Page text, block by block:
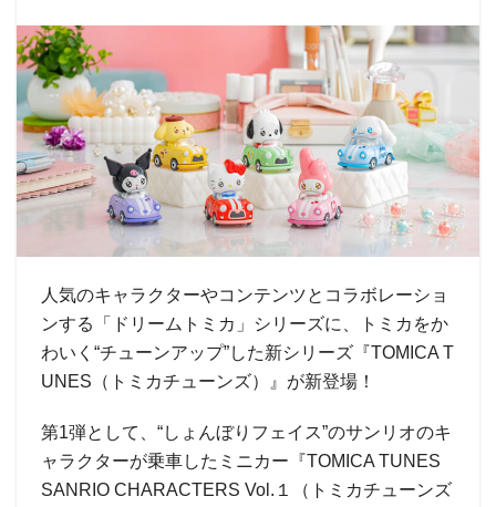
人気のキャラクターやコンテンツとコラボレーショ
ンする「ドリームトミカ」シリーズに、トミカをか
わいく“チューンアップ”した新シリーズ『TOMICA T
UNES（トミカチューンズ）』が新登場！
第1弾として、“しょんぼりフェイス”のサンリオのキ
ャラクターが乗車したミニカー『TOMICA TUNES
SANRIO CHARACTERS Vol.１（トミカチューンズ